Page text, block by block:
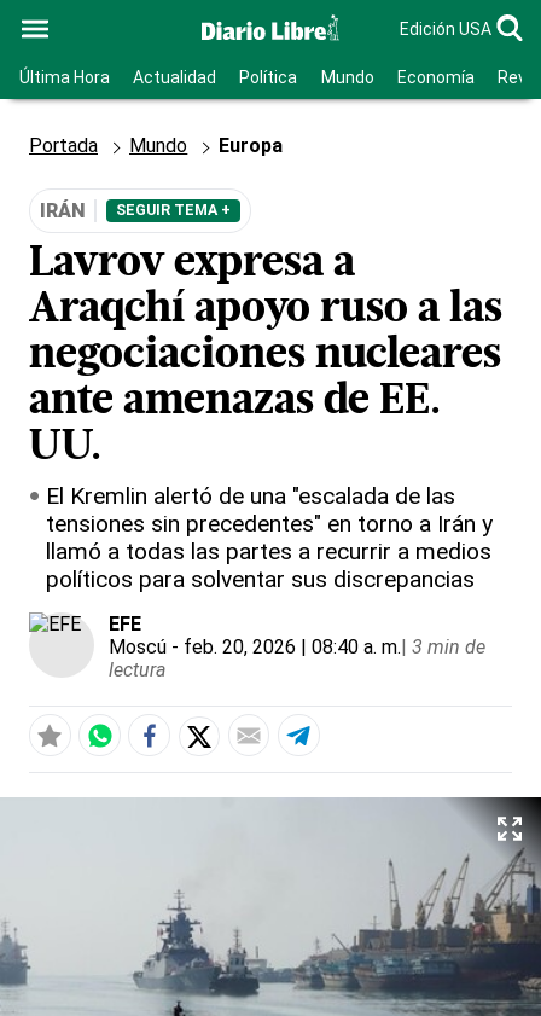
Edición USA
Última Hora Actualidad Política Mundo Economía
Portada Mundo Europa
IRÁN SEGUIR TEMA +
Lavrov expresa a
Araqchí apoyo ruso a las
negociaciones nucleares
ante amenazas de EE.
UU.
El Kremlin alertó de una "escalada de las
tensiones sin precedentes" en torno a Irán y
llamó a todas las partes a recurrir a medios
políticos para solventar sus discrepancias
EFE
Moscú - feb. 20, 2026 | 08:40 a. m.| 3 min de
lectura